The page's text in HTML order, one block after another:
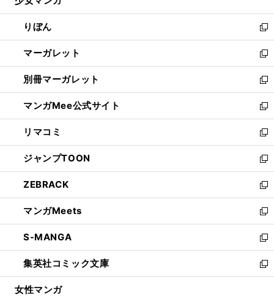
開
く
ウ
で
開
く
ン
ド
ウ
で
開
く
ウ
ィ
ン
ド
ウ
で
開
く
りぼん
新
し
い
ウ
ィ
ン
ド
ウ
で
開
く
マーガレット
新
し
い
ウ
ィ
ン
ド
ウ
で
開
く
別冊マーガレット
新
し
い
ウ
ィ
ン
ド
ウ
で
開
く
マンガMee公式サイト
新
し
い
ウ
ィ
ン
ド
ウ
で
開
く
リマコミ
新
し
い
ウ
ィ
ン
ド
ウ
で
開
く
ジャンプTOON
新
し
い
ウ
ィ
ン
ド
ウ
で
開
ZEBRACK
新
し
い
ウ
ィ
ン
ド
ウ
マンガMeets
新
し
い
ウ
ィ
ン
S-MANGA
新
し
い
ウ
集英社コミック文庫
新
し
女性マンガ